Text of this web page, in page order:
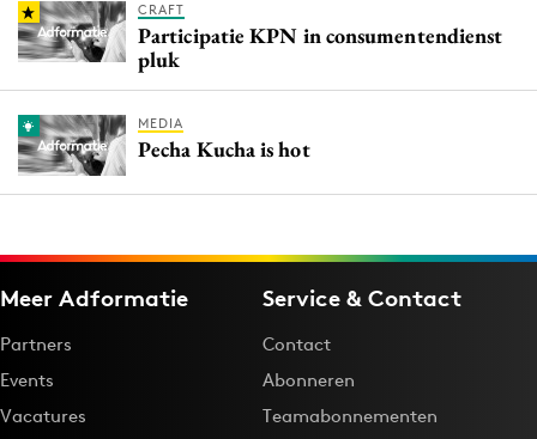
CRAFT
Participatie KPN in consumentendienst
pluk
MEDIA
Pecha Kucha is hot
Meer Adformatie
Partners
Events
Vacatures
Service & Contact
Contact
Abonneren
Teamabonnementen